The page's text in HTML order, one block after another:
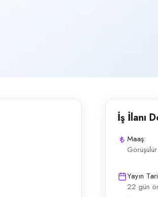
deneyimli bir Kepçeci arıyor.
İş İlanı
Maaş:
Görüşülür
Yayın
22 gün